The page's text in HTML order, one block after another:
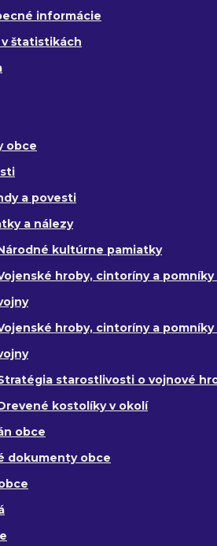
informácie
štatistikách
obce
a povesti
a nálezy
kultúrne pamiatky
hroby, cintoríny a pomníky
hroby, cintoríny a pomníky
starostlivosti o vojnové
kostolíky v okolí
obce
dokumenty obce